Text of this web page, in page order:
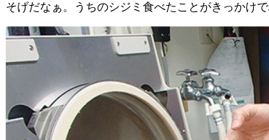
そげだなぁ。うちのシジミ食べたことがきっかけ